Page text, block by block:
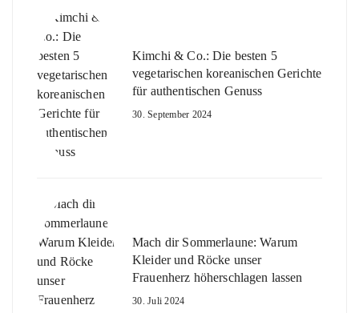
Kimchi & Co.: Die besten 5
vegetarischen koreanischen Gerichte
für authentischen Genuss
30. September 2024
Mach dir Sommerlaune: Warum
Kleider und Röcke unser
Frauenherz höherschlagen lassen
30. Juli 2024